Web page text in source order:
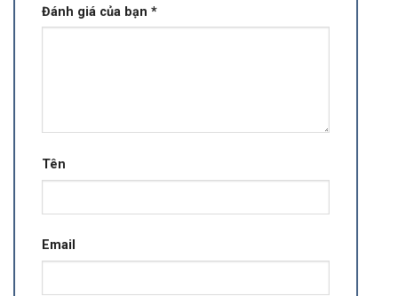
Đánh giá của bạn *
Tên
Email